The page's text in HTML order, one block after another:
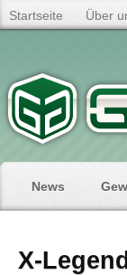
Startseite Über
News
X-